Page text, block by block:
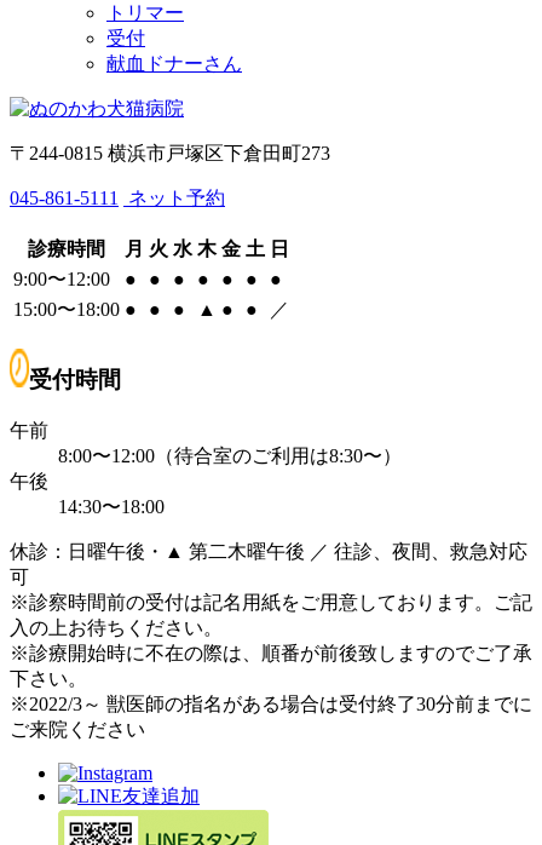
トリマー
受付
献血ドナーさん
〒244-0815 横浜市戸塚区下倉田町273
045-861-5111 ネット予約
診療時間 月 火 水 木 金 土 日
9:00〜12:00
● ● ● ● ● ●
●
15:00〜18:00 ● ● ● ▲ ● ● ／
受付時間
午前
8:00〜12:00（待合室のご利用は8:30〜）
午後
14:30〜18:00
休診：日曜午後・▲ 第二木曜午後 ／ 往診、夜間、救急対応
可
※診察時間前の受付は記名用紙をご用意しております。ご記
入の上お待ちください。
※診療開始時に不在の際は、順番が前後致しますのでご了承
下さい。
※2022/3～ 獣医師の指名がある場合は受付終了30分前までに
ご来院ください